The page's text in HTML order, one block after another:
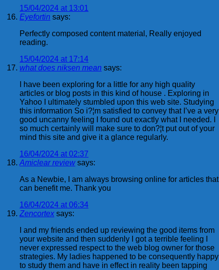
15/04/2024 at 13:01
Eyefortin says:
Perfectly composed content material, Really enjoyed
reading.
15/04/2024 at 17:14
what does niksen mean says:
I have been exploring for a little for any high quality
articles or blog posts in this kind of house . Exploring in
Yahoo I ultimately stumbled upon this web site. Studying
this information So i?¦m satisfied to convey that I’ve a very
good uncanny feeling I found out exactly what I needed. I
so much certainly will make sure to don?¦t put out of your
mind this site and give it a glance regularly.
16/04/2024 at 02:37
Amiclear review says:
As a Newbie, I am always browsing online for articles that
can benefit me. Thank you
16/04/2024 at 06:34
Zencortex says:
I and my friends ended up reviewing the good items from
your website and then suddenly I got a terrible feeling I
never expressed respect to the web blog owner for those
strategies. My ladies happened to be consequently happy
to study them and have in effect in reality been tapping